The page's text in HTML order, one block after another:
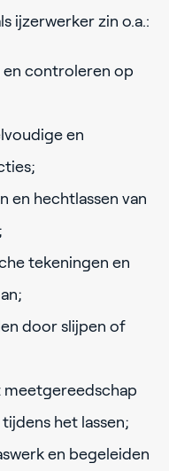
ijzerwerker zin o.a.:
en controleren op
en
en hechtlassen van
tekeningen en
door slijpen of
het lassen;
en begeleiden